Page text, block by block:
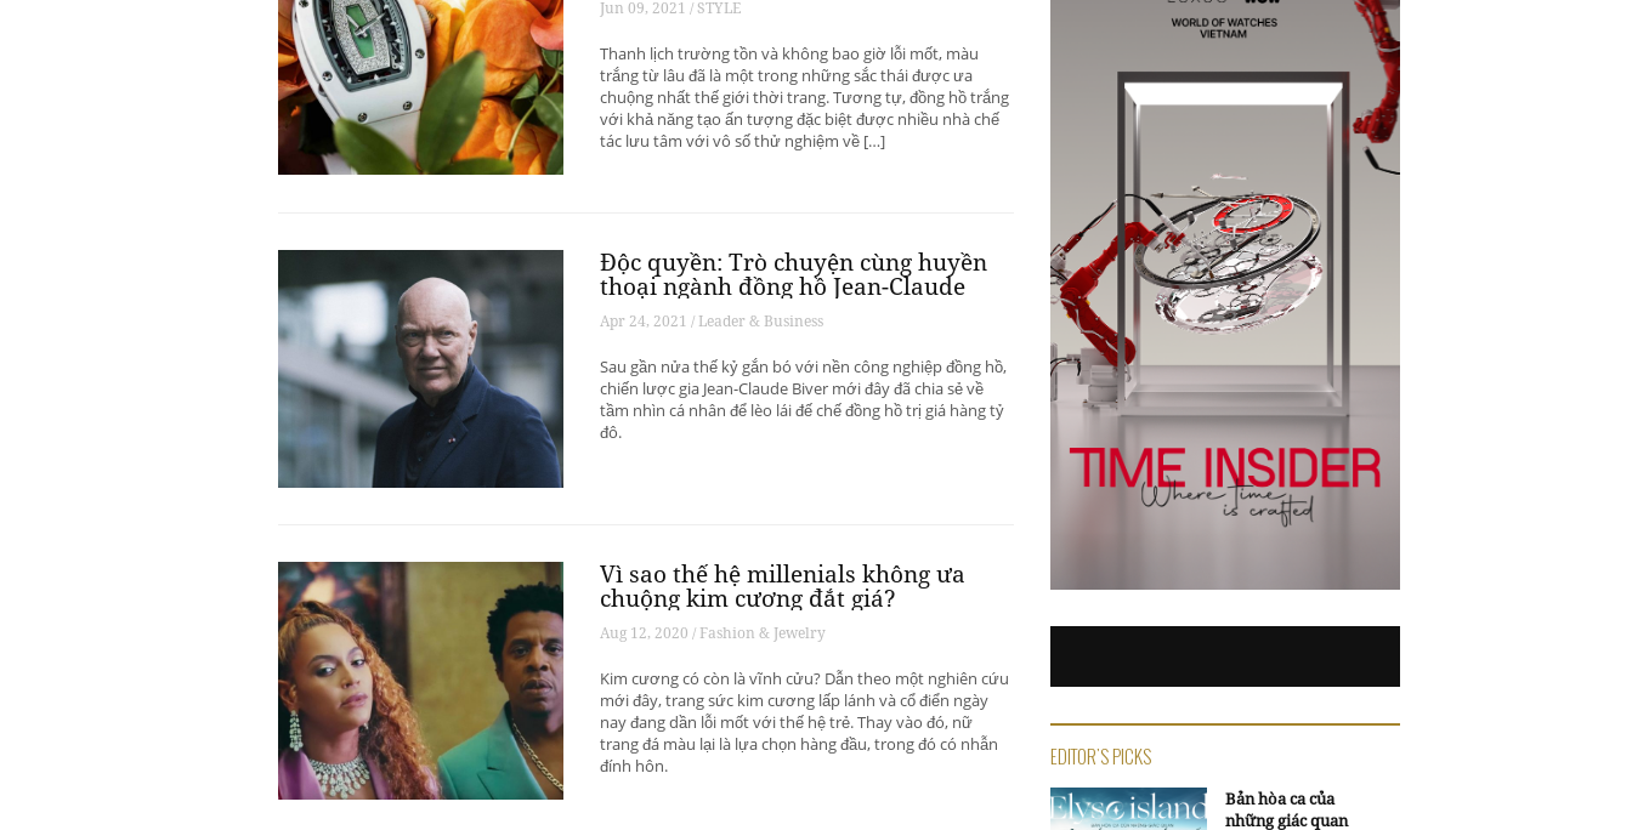
Jun 09, 2021 / STYLE
Thanh lịch trường tồn và không bao giờ lỗi mốt, màu
trắng từ lâu đã là một trong những sắc thái được ưa
chuộng nhất thế giới thời trang. Tương tự, đồng hồ trắng
với khả năng tạo ấn tượng đặc biệt được nhiều nhà chế
tác lưu tâm với vô số thử nghiệm về […]
Độc quyền: Trò chuyện cùng huyền
thoại ngành đồng hồ Jean-Claude
Biver
Apr 24, 2021 / Leader & Business
Sau gần nửa thế kỷ gắn bó với nền công nghiệp đồng hồ,
chiến lược gia Jean-Claude Biver mới đây đã chia sẻ về
tầm nhìn cá nhân để lèo lái đế chế đồng hồ trị giá hàng tỷ
đô.
Vì sao thế hệ millenials không ưa
chuộng kim cương đắt giá?
Aug 12, 2020 / Fashion & Jewelry
Kim cương có còn là vĩnh cửu? Dẫn theo một nghiên cứu
mới đây, trang sức kim cương lấp lánh và cổ điển ngày
nay đang dần lỗi mốt với thế hệ trẻ. Thay vào đó, nữ
trang đá màu lại là lựa chọn hàng đầu, trong đó có nhẫn
đính hôn.
EDITOR'S PICKS
Bản hòa ca của
những giác quan